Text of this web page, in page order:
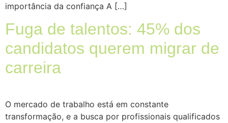
importância da confiança A […]
Fuga de talentos: 45% dos
candidatos querem migrar de
carreira
O mercado de trabalho está em constante
transformação, e a busca por profissionais qualificados